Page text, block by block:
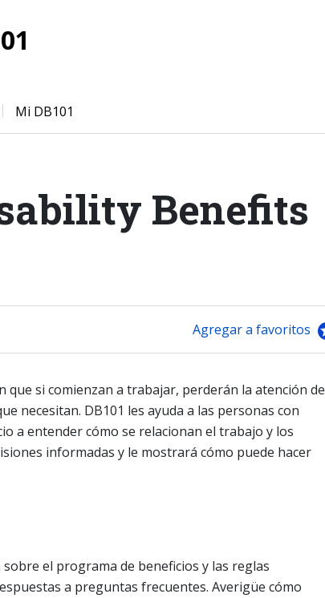
Mi DB101
Benefits
Agregar a favoritos
que si comienzan a trabajar, perderán la atención de
necesitan. DB101 les ayuda a las personas con
a entender cómo se relacionan el trabajo y los
informadas y le mostrará cómo puede hacer
el programa de beneficios y las reglas
a preguntas frecuentes. Averigüe cómo